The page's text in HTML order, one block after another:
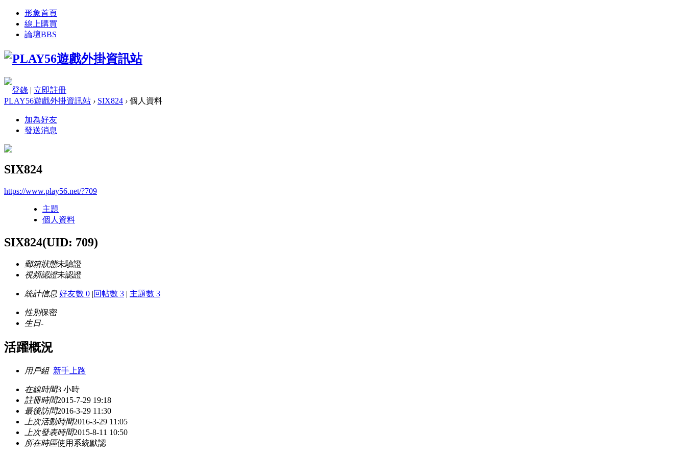
形象首頁
線上購買
論壇BBS
登錄 | 立即註冊
PLAY56遊戲外掛資訊站 › SIX824 › 個人資料
加為好友
發送消息
SIX824
https://www.play56.net/?709
主題
個人資料
SIX824(UID: 709)
郵箱狀態未驗證
視頻認證未認證
統計信息 好友數 0 |回帖數 3 | 主題數 3
性別保密
生日-
活躍概況
用戶組 新手上路
在線時間3 小時
註冊時間2015-7-29 19:18
最後訪問2016-3-29 11:30
上次活動時間2016-3-29 11:05
上次發表時間2015-8-11 10:50
所在時區使用系統默認